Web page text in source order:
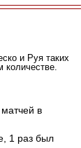
и Руя таких
количестве.
в
1 раз был